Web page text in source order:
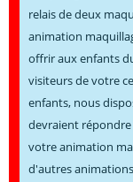
relais de deux
animation
offrir aux enfants
visiteurs de votre
enfants, nous
devraient répondre
votre animation
d'autres